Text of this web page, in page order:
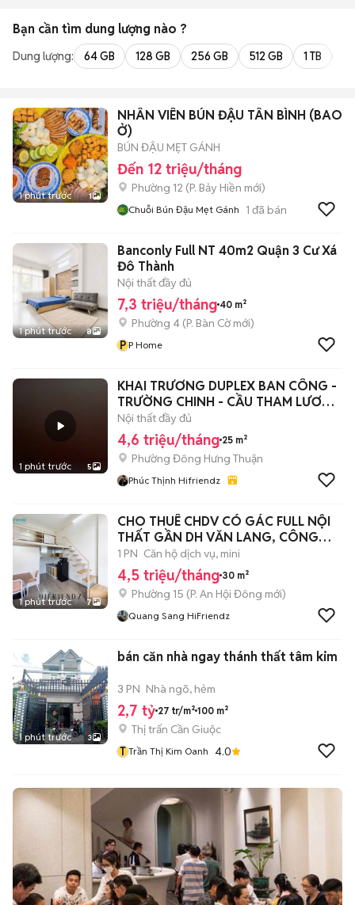
Bạn cần tìm dung lượng nào ?
Dung lượng: 64 GB 128 GB 256 GB 512 GB 1 TB
1 phút trước 1
NHÂN VIÊN BÚN ĐẬU TÂN BÌNH (BAO
Ở)
BÚN ĐẬU MẸT GÁNH
Đến 12 triệu/tháng
Phường 12 (P. Bảy Hiền mới)
Chuỗi Bún Đậu Mẹt Gánh 1 đã bán
1 phút trước 8
Banconly Full NT 40m2 Quận 3 Cư Xá
Đô Thành
Nội thất đầy đủ
7,3 triệu/tháng 40 m²
Phường 4 (P. Bàn Cờmới)
P P Home
1 phút trước 5
KHAI TRƯƠNG DUPLEX BAN CÔNG -
TRƯỜNG CHINH - CẦU THAM LƯƠNG
QUẬN 12
Nội thất đầy đủ
4,6 triệu/tháng 25 m²
Phường Đông Hưng Thuận
Phúc Thịnh Hifriendz
1 phút trước 7
CHO THUÊ CHDV CÓ GÁC FULL NỘI
THẤT GẦN DH VĂN LANG, CÔNG
NGHIỆP
1 PN Căn hộ dịch vụ, mini
4,5 triệu/tháng 30 m²
Phường 15 (P. An Hội Đông mới)
Quang Sang HiFriendz
1 phút trước 3
bán căn nhà ngay thánh thất tâm kim
3 PN Nhà ngõ, hẻm
2,7 tỷ 27 tr/m² 100 m²
Thị trấn Cần Giuộc
T Trần Thị Kim Oanh 4.0